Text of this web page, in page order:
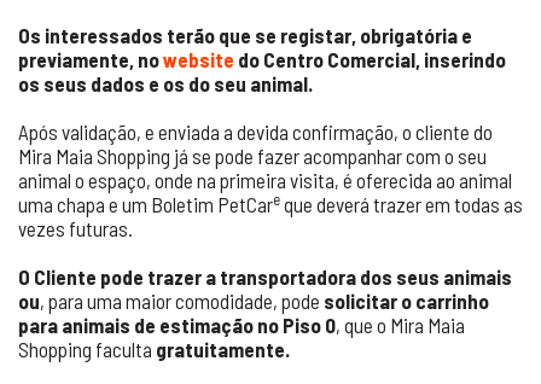
Os interessados terão que se registar, obrigatória e
previamente, nowebsite do Centro Comercial, inserindo
os seus dados e os do seu animal.
Após validação, e enviada a devida confirmação, o cliente do
Mira Maia Shopping já se pode fazer acompanhar com o seu
animal o espaço, onde na primeira visita, é oferecida ao animal
uma chapa e um Boletim PetCareque deverá trazer em todas as
vezes futuras.
O Cliente pode trazer a transportadora dos seus animais
ou, para uma maior comodidade, pode solicitar o carrinho
para animais de estimação no Piso 0, que o Mira Maia
Shopping faculta gratuitamente.